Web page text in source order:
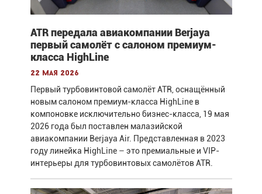
ATR передала авиакомпании Berjaya
первый самолёт с салоном премиум-
класса HighLine
22 мая 2026
Первый турбовинтовой самолёт ATR, оснащённый
новым салоном премиум-класса HighLine в
компоновке исключительно бизнес-класса, 19 мая
2026 года был поставлен малазийской
авиакомпании Berjaya Air. Представленная в 2023
году линейка HighLine – это премиальные и VIP-
интерьеры для турбовинтовых самолётов ATR.